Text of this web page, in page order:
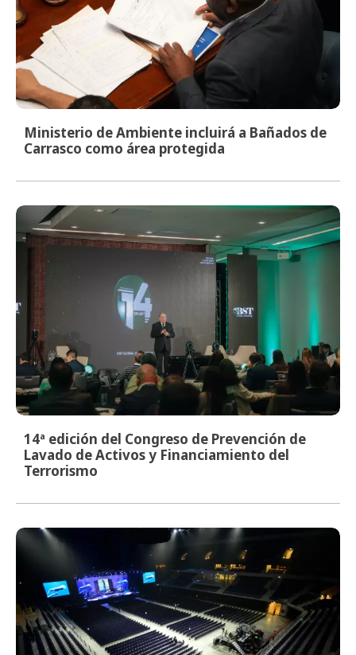
Ministerio de Ambiente incluirá a Bañados de
Carrasco como área protegida
14ª edición del Congreso de Prevención de
Lavado de Activos y Financiamiento del
Terrorismo